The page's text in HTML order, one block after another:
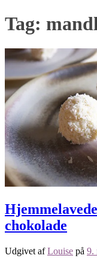
Tag:
chokolade
Udgivet afLouise på 9.